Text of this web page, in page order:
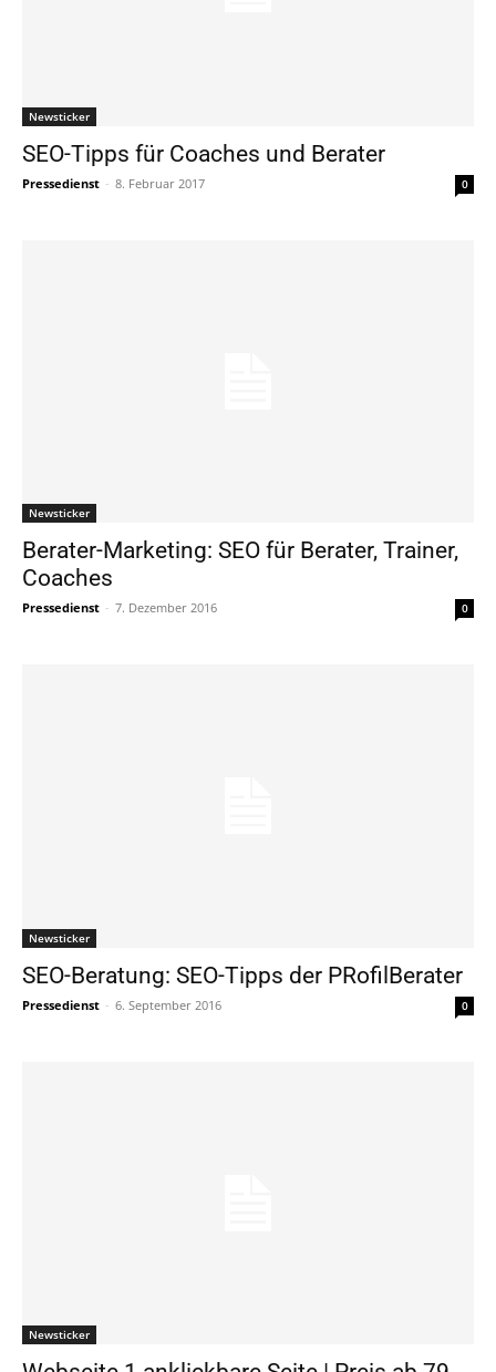
Newsticker
SEO-Tipps für Coaches und Berater
Pressedienst - 8. Februar 2017 0
Newsticker
Berater-Marketing: SEO für Berater, Trainer,
Coaches
Pressedienst - 7. Dezember 2016 0
Newsticker
SEO-Beratung: SEO-Tipps der PRofilBerater
Pressedienst - 6. September 2016 0
Newsticker